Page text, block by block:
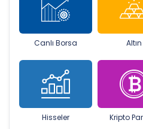
Canlı Borsa Altın
Hisseler Kripto